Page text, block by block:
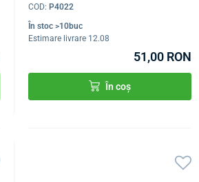
COD: P4022
În stoc >10buc
Estimare livrare 12.08
51,00 RON
În coș